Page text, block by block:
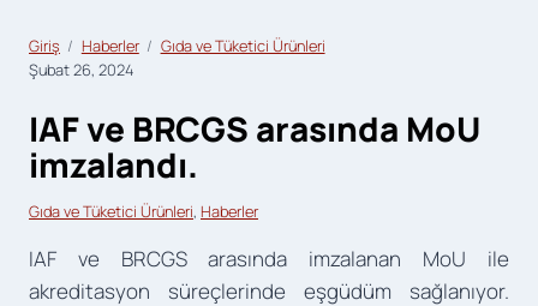
Giriş Haberler
Gıda ve Tüketici Ürünleri
Şubat 26, 2024
IAF ve BRCGS arasında MoU
imzalandı.
Gıda ve Tüketici Ürünleri, Haberler
IAF ve BRCGS arasında imzalanan MoU ile
akreditasyon süreçlerinde eşgüdüm sağlanıyor.